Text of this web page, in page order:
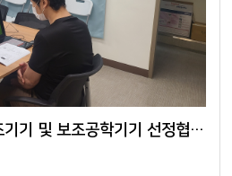
경북서부권역 학습보조기기 및 보조공학기기 선정협의회 참석